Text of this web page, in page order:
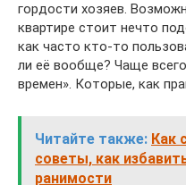
гордости хозяев.
квартире стоит нечто
как часто кто-то
ли её вообще? Чаще
времен». Которые, как
Читайте также: Как
советы, как
ранимости